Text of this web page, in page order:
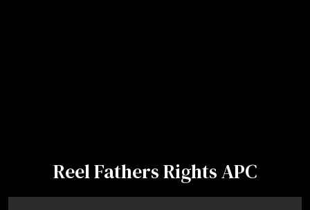
Reel Fathers Rights APC